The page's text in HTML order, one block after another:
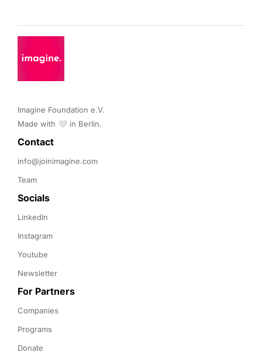
Imagine Foundation e.V.
Made with 🤍 in Berlin.
Contact
info@joinimagine.com
Team
Socials
LinkedIn
Instagram
Youtube
Newsletter
For Partners
Companies
Programs
Donate